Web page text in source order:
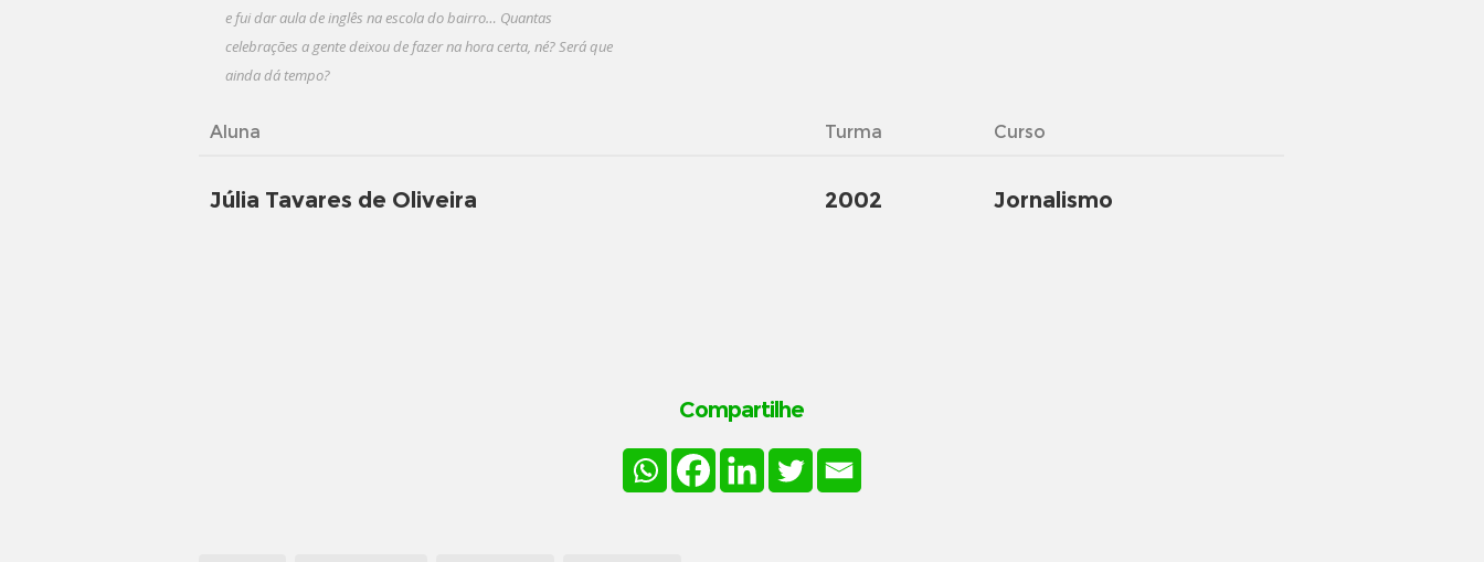
e fui dar aula de inglês na escola do bairro… Quantas
celebrações a gente deixou de fazer na hora certa, né? Será que
ainda dá tempo?
Aluna Turma Curso
Júlia Tavares de Oliveira 2002 Jornalismo
Compartilhe